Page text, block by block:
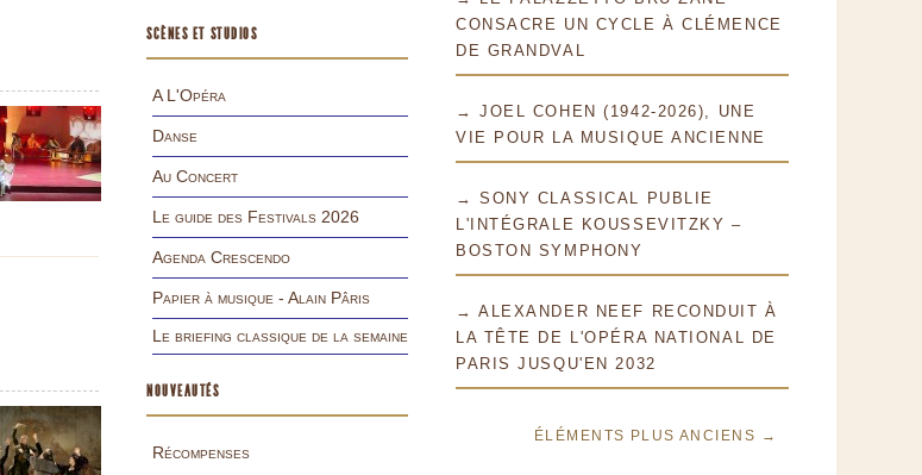
SCÈNES ET STUDIOS
A L'Opéra
Danse
Au Concert
Le guide des Festivals 2026
Agenda Crescendo
Papier à musique - Alain Pâris
Le briefing classique de la semaine
NOUVEAUTÉS
Récompenses
CONSACRE UN CYCLE À CLÉMENCE
DE GRANDVAL
→ JOEL COHEN (1942-2026), UNE
VIE POUR LA MUSIQUE ANCIENNE
→ SONY CLASSICAL PUBLIE
L'INTÉGRALE KOUSSEVITZKY –
BOSTON SYMPHONY
→ ALEXANDER NEEF RECONDUIT À
LA TÊTE DE L'OPÉRA NATIONAL DE
PARIS JUSQU'EN 2032
ÉLÉMENTS PLUS ANCIENS →